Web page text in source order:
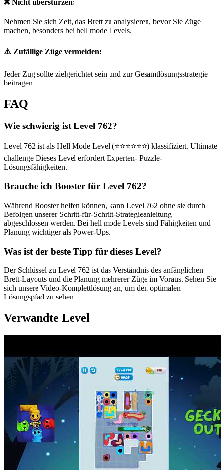
❌ Nicht überstürzen:
Nehmen Sie sich Zeit, das Brett zu analysieren, bevor Sie Züge
machen, besonders bei hell mode Levels.
⚠️ Zufällige Züge vermeiden:
Jeder Zug sollte zielgerichtet sein und zur Gesamtlösungsstrategie
beitragen.
FAQ
Wie schwierig ist Level 762?
Level 762 ist als Hell Mode Level (⭐⭐⭐⭐⭐⭐) klassifiziert. Ultimate
challenge Dieses Level erfordert Experten- Puzzle-
Lösungsfähigkeiten.
Brauche ich Booster für Level 762?
Während Booster helfen können, kann Level 762 ohne sie durch
Befolgen unserer Schritt-für-Schritt-Strategieanleitung
abgeschlossen werden. Bei hell mode Levels sind Fähigkeiten und
Planung wichtiger als Power-Ups.
Was ist der beste Tipp für dieses Level?
Der Schlüssel zu Level 762 ist das Verständnis des anfänglichen
Brett-Layouts und die Planung mehrerer Züge im Voraus. Sehen Sie
sich unsere Video-Komplettlösung an, um den optimalen
Lösungspfad zu sehen.
Verwandte Level